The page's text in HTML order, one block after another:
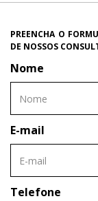
PREENCHA O
DE NOSSOS
Nome
E-mail
Telefone